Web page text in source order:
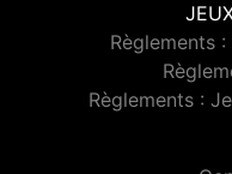
Règlements
Règlements :